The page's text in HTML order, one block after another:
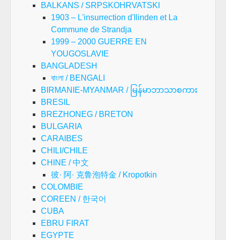
BALKANS / SRPSKOHRVATSKI
1903 – L'insurrection d'Ilinden et La
Commune de Strandja
1999 – 2000 GUERRE EN
YOUGOSLAVIE
BANGLADESH
বাংলা / BENGALI
BIRMANIE-MYANMAR / မြန်မာဘာသာစကား
BRESIL
BREZHONEG / BRETON
BULGARIA
CARAIBES
CHILI/CHILE
CHINE / 中文
彼· 阿· 克鲁泡特金 / Kropotkin
COLOMBIE
COREEN / 한국어
CUBA
EBRU FIRAT
EGYPTE